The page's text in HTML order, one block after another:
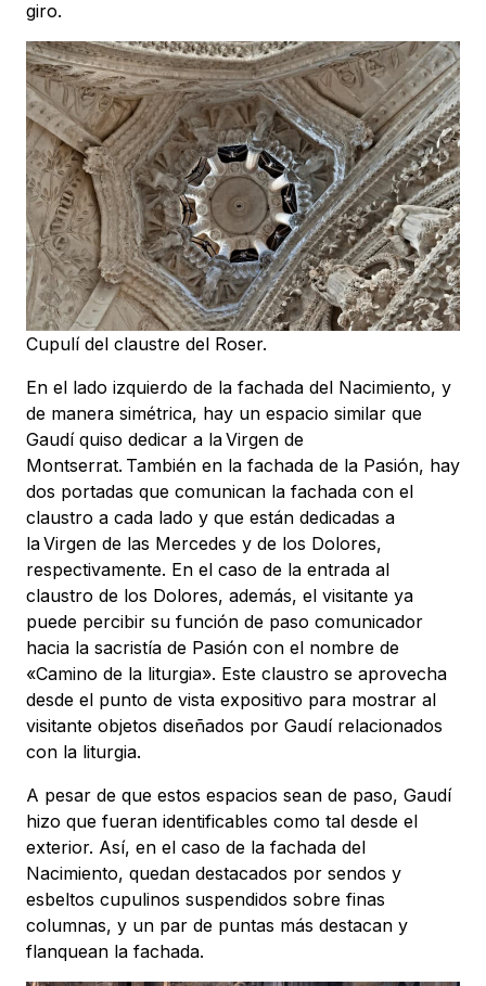
giro.
Cupulí del claustre del Roser.
En el lado izquierdo de la fachada del Nacimiento, y
de manera simétrica, hay un espacio similar que
Gaudí quiso dedicar a la Virgen de
Montserrat. También en la fachada de la Pasión, hay
dos portadas que comunican la fachada con el
claustro a cada lado y que están dedicadas a
la Virgen de las Mercedes y de los Dolores,
respectivamente. En el caso de la entrada al
claustro de los Dolores, además, el visitante ya
puede percibir su función de paso comunicador
hacia la sacristía de Pasión con el nombre de
«Camino de la liturgia». Este claustro se aprovecha
desde el punto de vista expositivo para mostrar al
visitante objetos diseñados por Gaudí relacionados
con la liturgia.
A pesar de que estos espacios sean de paso, Gaudí
hizo que fueran identificables como tal desde el
exterior. Así, en el caso de la fachada del
Nacimiento, quedan destacados por sendos y
esbeltos cupulinos suspendidos sobre finas
columnas, y un par de puntas más destacan y
flanquean la fachada.